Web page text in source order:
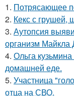
1. Потрясающее
2. Кекс с грушей,
3. Аутопсия
организм Майкла
4. Ольга
домашней еде.
5. Участница
отца на СВО.